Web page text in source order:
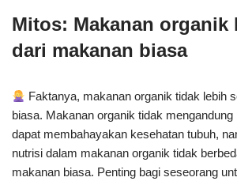
Mitos: Makanan organik
dari makanan biasa
Faktanya, makanan organik tidak lebih
biasa. Makanan organik tidak
dapat membahayakan kesehatan tubuh,
nutrisi dalam makanan organik tidak
makanan biasa. Penting bagi seseorang